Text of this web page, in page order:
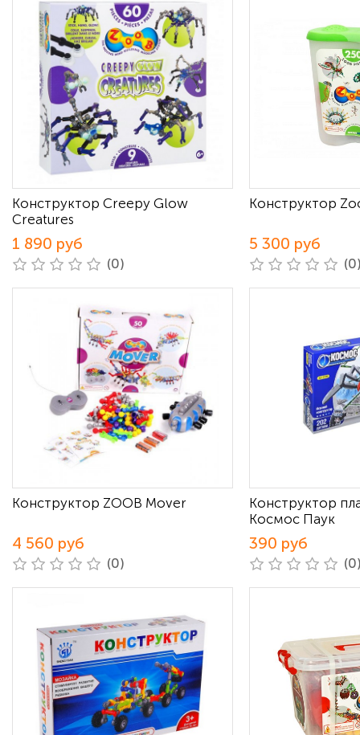
Конструктор Creepy Glow
Creatures
1 890 руб
(0)
Конструктор
5 300 руб
Конструктор ZOOB Mover
4 560 руб
(0)
Конструктор
Космос Паук
390 руб